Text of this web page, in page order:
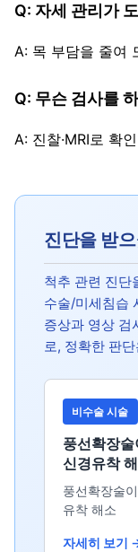
Q: 자세 관리가
A: 목 부담을 줄여
Q: 무슨 검사를
A: 진찰·MRI로 확
진단을 받
척추 관련 진단
수술/미세침습
증상과 영상 검
로, 정확한 판
비수술 시술
풍선확장
신경유착
풍선확장술
유착 해소
자세히 보기